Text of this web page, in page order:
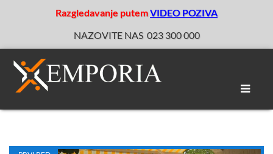
Razgledavanje putemVIDEO POZIVA
NAZOVITE NAS 023 300 000
Toggle